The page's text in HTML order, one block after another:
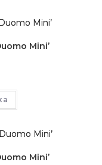
Mini’
Mini’